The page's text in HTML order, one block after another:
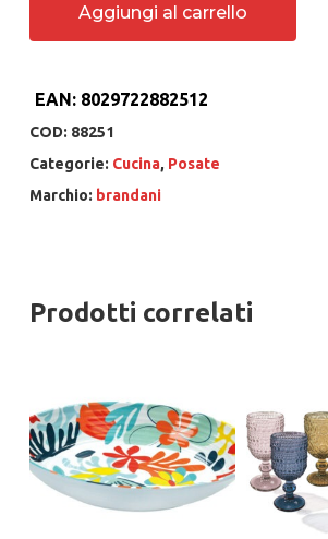
Aggiungi al carrello
EAN: 8029722882512
COD: 88251
Categorie: Cucina, Posate
Marchio: brandani
Prodotti correlati